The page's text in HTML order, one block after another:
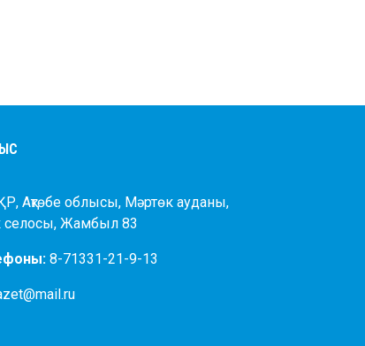
Ақтөбе облысы, Мәртөк ауданы,
селосы, Жамбыл 83
8-71331-21-9-13